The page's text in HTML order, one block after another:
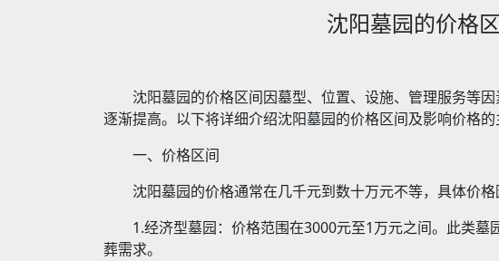
沈阳墓园的价格
沈阳墓园的价格区间因墓型、位置、设施、管理服务等
逐渐提高。以下将详细介绍沈阳墓园的价格区间及影响价格的
一、价格区间
沈阳墓园的价格通常在几千元到数十万元不等，具体价
1.经济型墓园：价格范围在3000元至1万元之间。此类
葬需求。